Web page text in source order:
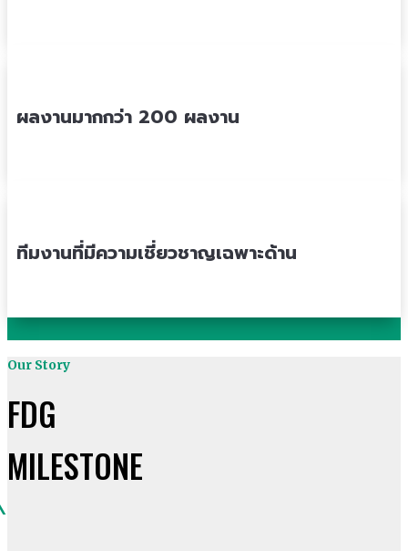
ผลงานมากกว่า 200 ผลงาน
ทีมงานที่มีความเชี่ยวชาญเฉพาะด้าน
Our Story
FDG
MILESTONE